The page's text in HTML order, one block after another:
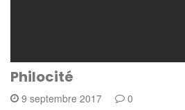
Philocité
9 septembre 2017 0